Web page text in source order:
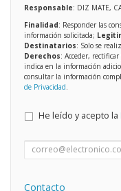
Responsable: DIZ MATE,
Finalidad: Responder las
información solicitada;
Destinatarios: Solo se
Derechos: Acceder,
indica en la información
consultar la información
de Privacidad
He leído y acepto la
Contacto